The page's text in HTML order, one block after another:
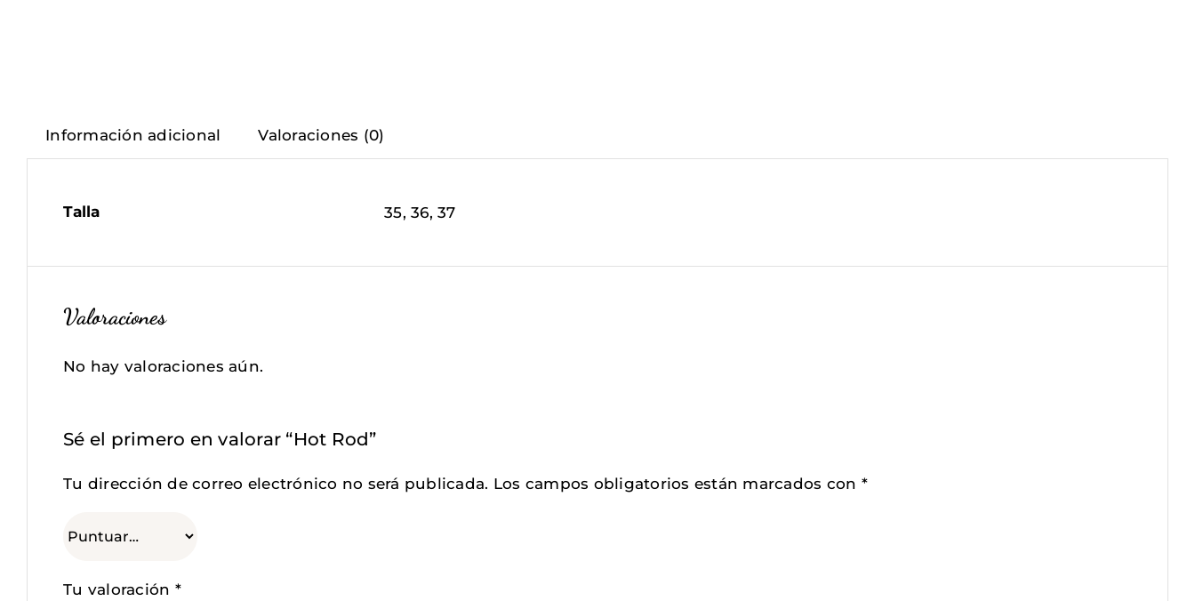
Información adicional Valoraciones (0)
Talla 35, 36, 37
Valoraciones
No hay valoraciones aún.
Sé el primero en valorar “Hot Rod”
Tu dirección de correo electrónico no será publicada. Los campos obligatorios están marcados con *
Tu valoración *